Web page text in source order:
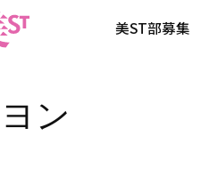
美ST部募集
ン